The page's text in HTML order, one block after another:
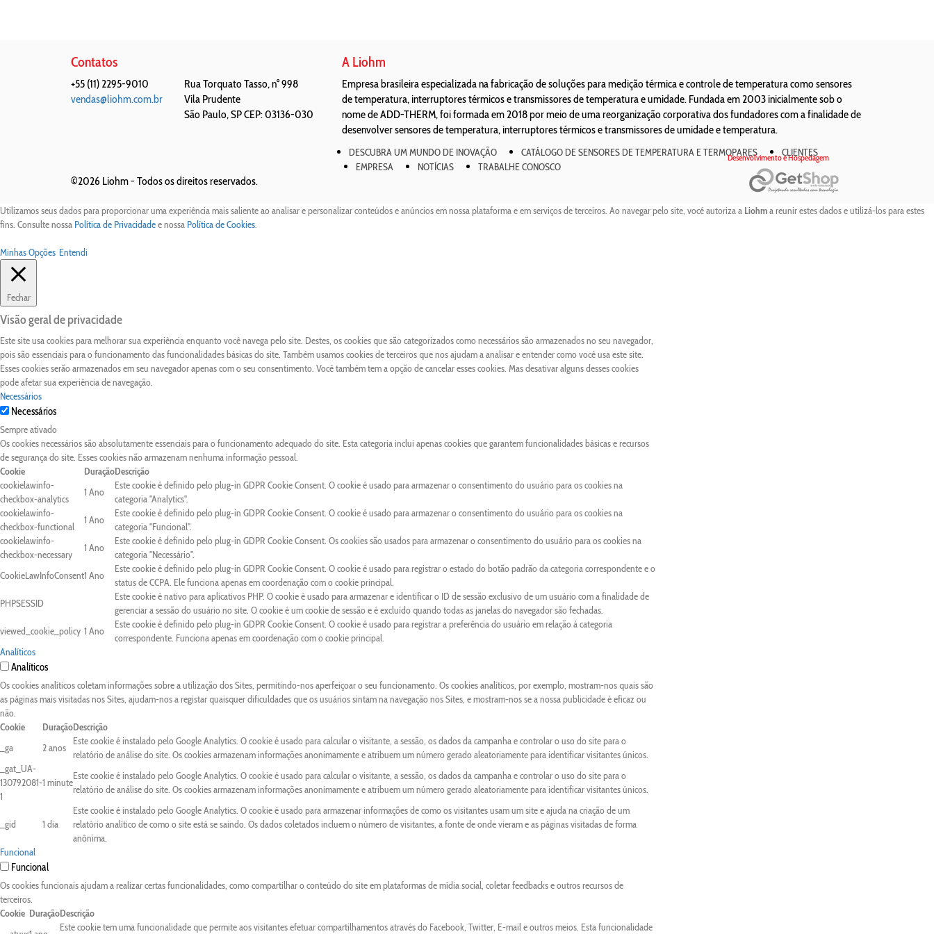
Contatos
+55 (11) 2295-9010
vendas@liohm.com.br
Rua Torquato Tasso, n° 998
Vila Prudente
São Paulo,SPCEP: 03136-030
A Liohm
Empresa brasileira especializada na fabricação de soluções para medição térmica e controle de temperatura como sensores
de temperatura, interruptores térmicos e transmissores de temperatura e umidade. Fundada em 2003 inicialmente sob o
nome de ADD-THERM, foi formada em 2018 por meio de uma reorganização corporativa dos fundadores com a finalidade de
desenvolver sensores de temperatura, interruptores térmicos e transmissores de umidade e temperatura.
DESCUBRA UM MUNDO DE INOVAÇÃO CATÁLOGO DE SENSORES DE TEMPERATURA E TERMOPARES
CLIENTES
EMPRESA
NOTÍCIAS TRABALHE CONOSCO
©2026 Liohm - Todos os direitos reservados.
Desenvolvimento e Hospedagem
Utilizamos seus dados para proporcionar uma experiência mais saliente ao analisar e personalizar conteúdos e anúncios em nossa plataforma e em serviços de terceiros. Ao navegar pelo site, você autoriza a Liohma reunir estes dados e utilizá-los para estes
fins. Consulte nossa Política de Privacidadee nossa Política de Cookies.
Minhas Opções Entendi
Fechar
Visão geral de privacidade
Este site usa cookies para melhorar sua experiência enquanto você navega pelo site. Destes, os cookies que são categorizados como necessários são armazenados no seu navegador,
pois são essenciais para o funcionamento das funcionalidades básicas do site. Também usamos cookies de terceiros que nos ajudam a analisar e entender como você usa este site.
Esses cookies serão armazenados em seu navegador apenas com o seu consentimento. Você também tem a opção de cancelar esses cookies. Mas desativar alguns desses cookies
pode afetar sua experiência de navegação.
Necessários
Necessários
Sempre ativado
Os cookies necessários são absolutamente essenciais para o funcionamento adequado do site. Esta categoria inclui apenas cookies que garantem funcionalidades básicas e recursos
de segurança do site. Esses cookies não armazenam nenhuma informação pessoal.
Cookie
DuraçãoDescrição
cookielawinfo-
checkbox-analytics
1 Ano
Este cookie é definido pelo plug-in GDPR Cookie Consent. O cookie é usado para armazenar o consentimento do usuário para os cookies na
categoria "Analytics".
cookielawinfo-
checkbox-functional
1 Ano
Este cookie é definido pelo plug-in GDPR Cookie Consent. O cookie é usado para armazenar o consentimento do usuário para os cookies na
categoria "Funcional".
cookielawinfo-
checkbox-necessary
1 Ano
Este cookie é definido pelo plug-in GDPR Cookie Consent. Os cookies são usados para armazenar o consentimento do usuário para os cookies na
categoria "Necessário".
CookieLawInfoConsent1 Ano
Este cookie é definido pelo plug-in GDPR Cookie Consent. O cookie é usado para registrar o estado do botão padrão da categoria correspondente e o
status de CCPA. Ele funciona apenas em coordenação com o cookie principal.
PHPSESSID
Este cookie é nativo para aplicativos PHP. O cookie é usado para armazenar e identificar o ID de sessão exclusivo de um usuário com a finalidade de
gerenciar a sessão do usuário no site. O cookie é um cookie de sessão e é excluído quando todas as janelas do navegador são fechadas.
viewed_cookie_policy 1 Ano
Este cookie é definido pelo plug-in GDPR Cookie Consent. O cookie é usado para registrar a preferência do usuário em relação à categoria
correspondente. Funciona apenas em coordenação com o cookie principal.
Analíticos
Analíticos
Os cookies analíticos coletam informações sobre a utilização dos Sites, permitindo-nos aperfeiçoar o seu funcionamento. Os cookies analíticos, por exemplo, mostram-nos quais são
as páginas mais visitadas nos Sites, ajudam-nos a registar quaisquer dificuldades que os usuários sintam na navegação nos Sites, e mostram-nos se a nossa publicidade é eficaz ou
não.
Cookie
DuraçãoDescrição
_ga
2 anos
Este cookie é instalado pelo Google Analytics. O cookie é usado para calcular o visitante, a sessão, os dados da campanha e controlar o uso do site para o
relatório de análise do site. Os cookies armazenam informações anonimamente e atribuem um número gerado aleatoriamente para identificar visitantes únicos.
_gat_UA-
130792081-
1
1 minute
Este cookie é instalado pelo Google Analytics. O cookie é usado para calcular o visitante, a sessão, os dados da campanha e controlar o uso do site para o
relatório de análise do site. Os cookies armazenam informações anonimamente e atribuem um número gerado aleatoriamente para identificar visitantes únicos.
_gid 1 dia
Este cookie é instalado pelo Google Analytics. O cookie é usado para armazenar informações de como os visitantes usam um site e ajuda na criação de um
relatório analítico de como o site está se saindo. Os dados coletados incluem o número de visitantes, a fonte de onde vieram e as páginas visitadas de forma
anônima.
Funcional
Funcional
Os cookies funcionais ajudam a realizar certas funcionalidades, como compartilhar o conteúdo do site em plataformas de mídia social, coletar feedbacks e outros recursos de
terceiros.
Cookie DuraçãoDescrição
Este cookie tem uma funcionalidade que permite aos visitantes efetuar compartilhamentos através do Facebook, Twitter, E-mail e outros meios. Esta funcionalidade